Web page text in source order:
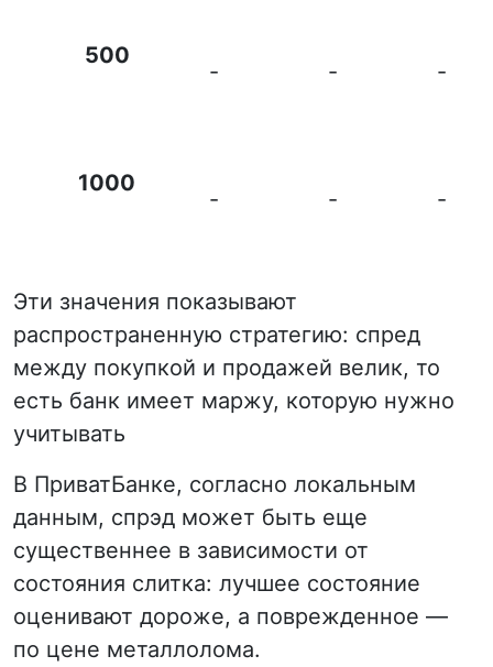
500
- - -
1000
- - -
Эти значения показывают
распространенную стратегию: спред
между покупкой и продажей велик, то
есть банк имеет маржу, которую нужно
учитывать
В ПриватБанке, согласно локальным
данным, спрэд может быть еще
существеннее в зависимости от
состояния слитка: лучшее состояние
оценивают дороже, а поврежденное —
по цене металлолома.